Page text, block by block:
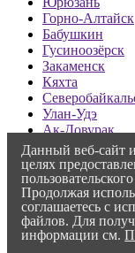
Горно-Алтайск
Бабушкин
Гусиноозёрск
Закаменск
Кяхта
Улан-Удэ
Ак-Довурак
Кызыл
Абаза
Абакан
Саяногорск
Сорск
Черногорск
Алейск
Данный веб-сайт
целях
Продолжая
соглашаетесь с
файлов. Для
информации см.